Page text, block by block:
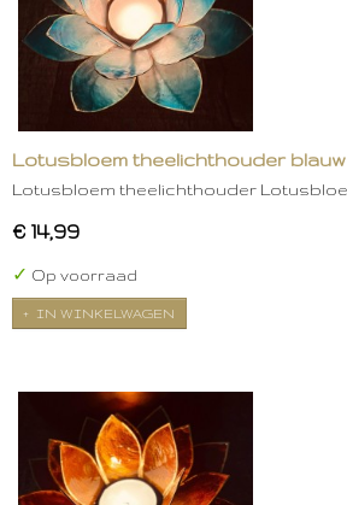
Lotusbloem theelichthouder
Lotusbloem theelichthouder
€ 14,99
✓ Op voorraad
IN WINKELWAGEN